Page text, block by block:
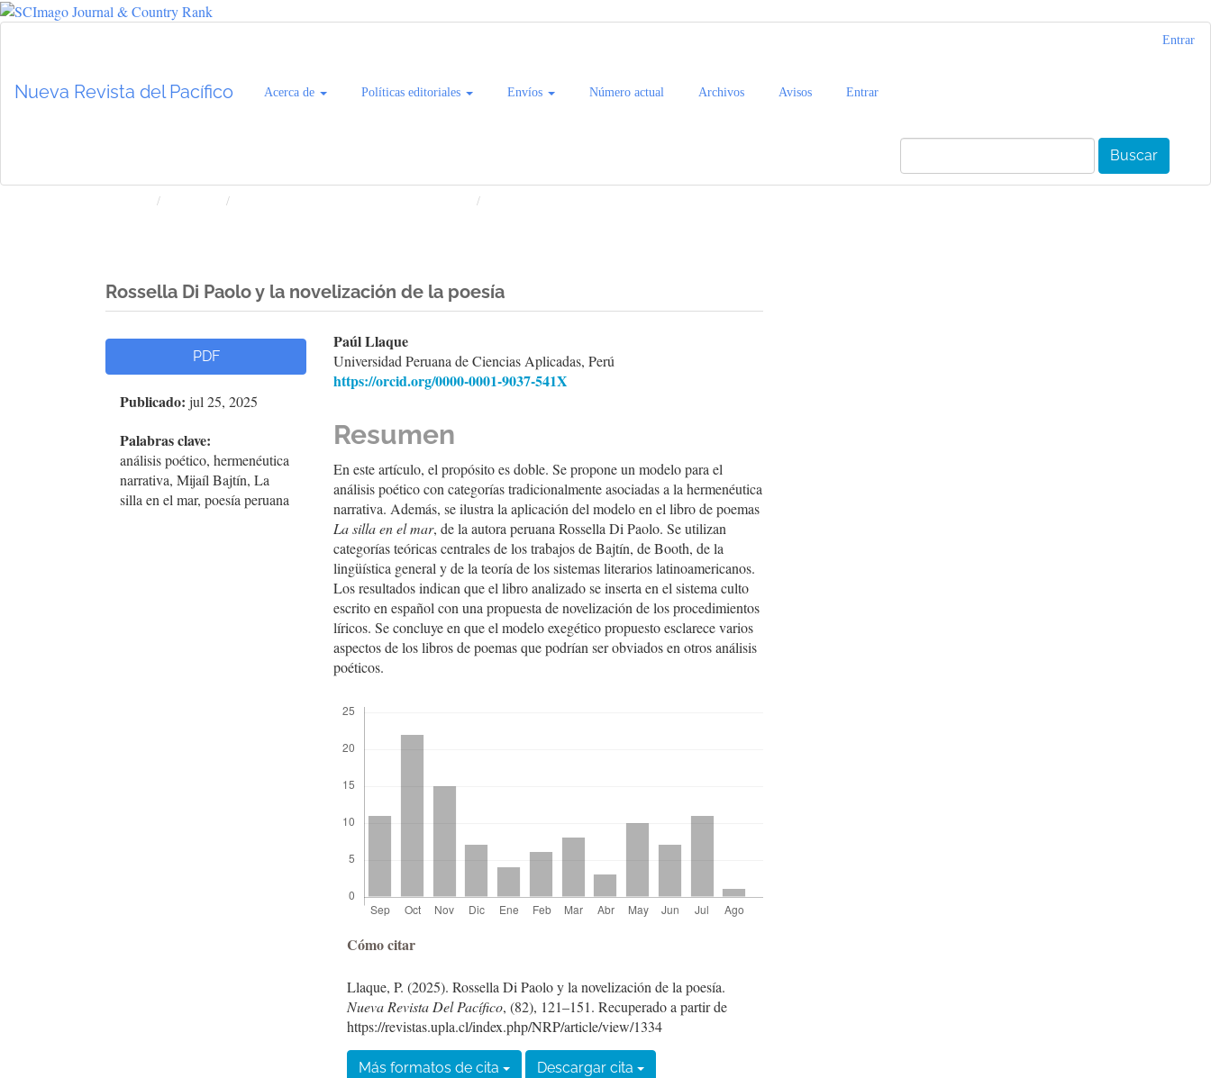
principal
Entrar
Nueva Revista del Pacífico Acerca de Políticas editoriales Envíos Número actual Archivos Avisos Entrar
Buscar
Rossella Di Paolo y la novelización de la poesía
Barra
lateral
del
artículo
PDF
Publicado: jul 25, 2025
Palabras clave:
análisis poético, hermenéutica
narrativa, Mijaíl Bajtín, La
silla en el mar, poesía peruana
Contenido
principal
artículo
Paúl Llaque
Universidad Peruana de Ciencias Aplicadas, Perú
https://orcid.org/0000-0001-9037-541X
Resumen
En este artículo, el propósito es doble. Se propone un modelo para el
análisis poético con categorías tradicionalmente asociadas a la hermenéutica
narrativa. Además, se ilustra la aplicación del modelo en el libro de poemas
La silla en el mar, de la autora peruana Rossella Di Paolo. Se utilizan
categorías teóricas centrales de los trabajos de Bajtín, de Booth, de la
lingüística general y de la teoría de los sistemas literarios latinoamericanos.
Los resultados indican que el libro analizado se inserta en el sistema culto
escrito en español con una propuesta de novelización de los procedimientos
líricos. Se concluye en que el modelo exegético propuesto esclarece varios
aspectos de los libros de poemas que podrían ser obviados en otros análisis
poéticos.
Detalles
artículo
Cómo citar
Llaque, P. (2025). Rossella Di Paolo y la novelización de la poesía.
Nueva Revista Del Pacífico, (82), 121–151. Recuperado a partir de
https://revistas.upla.cl/index.php/NRP/article/view/1334
Más formatos de cita Descargar cita